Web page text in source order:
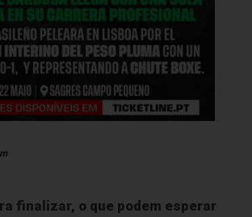
finalizar, o que podem esperar